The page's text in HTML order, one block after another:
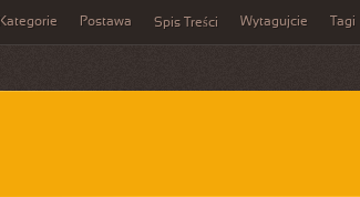
Kategorie Postawa Spis Treści Wytagujcie Tagi